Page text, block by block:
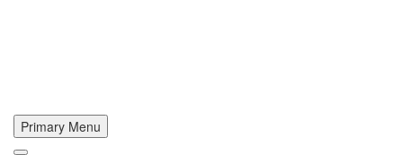
Primary Menu